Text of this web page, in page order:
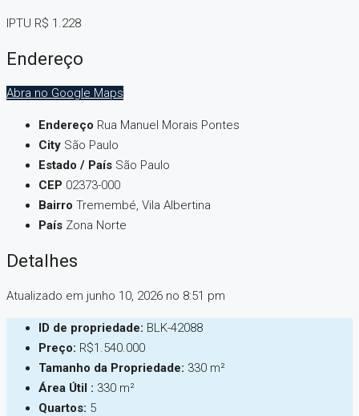
IPTU R$ 1.228
Endereço
Abra no Google Maps
Endereço Rua Manuel Morais Pontes
City São Paulo
Estado / País São Paulo
CEP 02373-000
Bairro Tremembé, Vila Albertina
País Zona Norte
Detalhes
Atualizado em junho 10, 2026 no 8:51 pm
ID de propriedade: BLK-42088
Preço: R$1.540.000
Tamanho da Propriedade: 330 m²
Área Útil : 330 m²
Quartos: 5